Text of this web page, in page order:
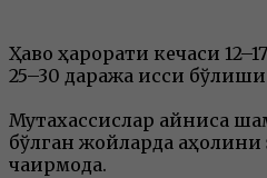
Ҳаво ҳарорати кечаси
25–30 даража иссиқ бўлиши
Мутахассислар айниқса
бўлган жойларда
чақирмоқда.